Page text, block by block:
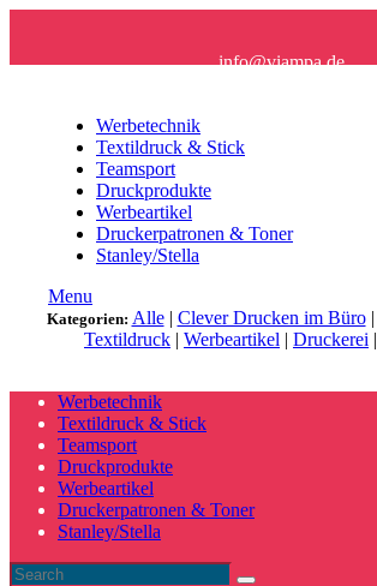
info@viampa.de
Werbetechnik
Textildruck & Stick
Teamsport
Druckprodukte
Werbeartikel
Druckerpatronen & Toner
Stanley/Stella
Menu
Kategorien: Alle| Clever Drucken im Büro|
Textildruck | Werbeartikel | Druckerei |
Werbetechnik
Textildruck & Stick
Teamsport
Druckprodukte
Werbeartikel
Druckerpatronen & Toner
Stanley/Stella